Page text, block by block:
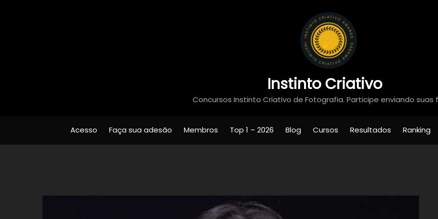
Instinto Criativo
Concursos Instinto Criativo de Fotografia. Participe enviando suas
Acesso Faça sua adesão Membros Top 1 – 2026 Blog Cursos Resultados Ranking